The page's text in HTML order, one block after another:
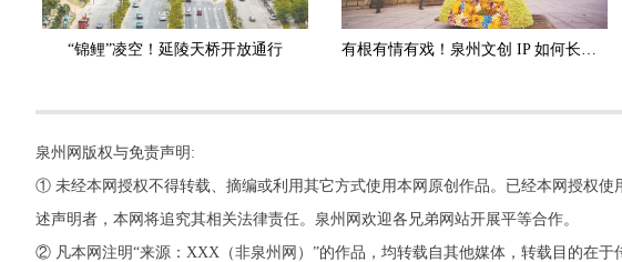
“锦鲤”凌空！延陵天桥开放通行
泉州网版权与免责声明:
① 未经本网授权不得转载、摘编或利用其它方式使用本网原创作品。已经本网授权使
述声明者，本网将追究其相关法律责任。泉州网欢迎各兄弟网站开展平等合作。
② 凡本网注明“来源：XXX（非泉州网）”的作品，均转载自其他媒体，转载目的在